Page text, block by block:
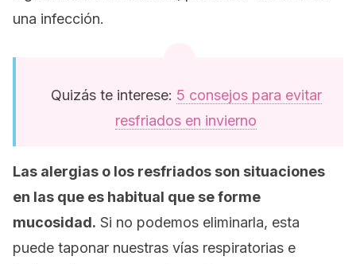
una infección.
Quizás te interese: 5 consejos para evitar
resfriados en invierno
Las alergias o los resfriados son situaciones
en las que es habitual que se forme
mucosidad. Si no podemos eliminarla, esta
puede taponar nuestras vías respiratorias e